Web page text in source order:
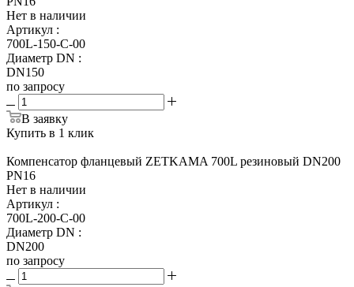
Нет в наличии
Артикул :
700L-150-С-00
Диаметр DN :
DN150
по запросу
В заявку
Купить в 1 клик
Компенсатор фланцевый ZETKAMA 700L резиновый DN200
PN16
Нет в наличии
Артикул :
700L-200-С-00
Диаметр DN :
DN200
по запросу